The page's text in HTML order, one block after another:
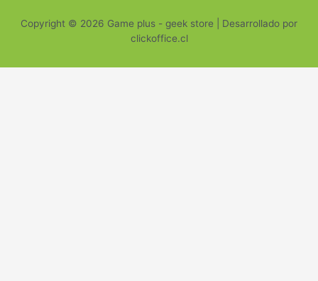
Copyright © 2026 Game plus - geek store | Desarrollado por
clickoffice.cl